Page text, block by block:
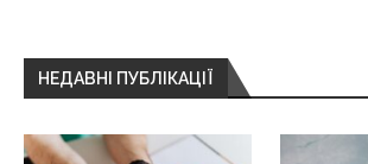
НЕДАВНІ ПУБЛІКАЦІЇ